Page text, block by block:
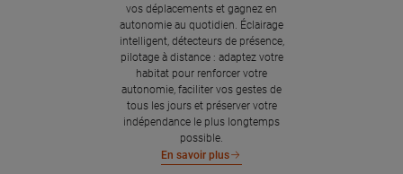
vos déplacements et gagnez en
autonomie au quotidien. Éclairage
intelligent, détecteurs de présence,
pilotage à distance : adaptez votre
habitat pour renforcer votre
autonomie, faciliter vos gestes de
tous les jours et préserver votre
indépendance le plus longtemps
possible.
En savoir plus